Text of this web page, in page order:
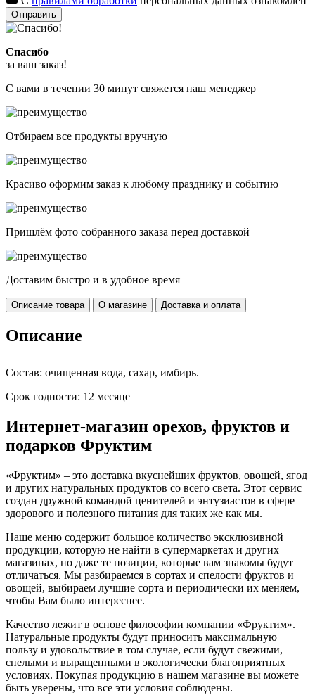
Отправить
Спасибо
за ваш заказ!
С вами в течении 30 минут свяжется наш менеджер
Отбираем все продукты вручную
Красиво оформим заказ к любому празднику и событию
Пришлём фото собранного заказа перед доставкой
Доставим быстро и в удобное время
Описание товара О магазине Доставка и оплата
Описание
Состав: очищенная вода, сахар, имбирь.
Срок годности: 12 месяце
Интернет-магазин орехов, фруктов и
подарков Фруктим
«Фруктим» – это доставка вкуснейших фруктов, овощей, ягод
и других натуральных продуктов со всего света. Этот сервис
создан дружной командой ценителей и энтузиастов в сфере
здорового и полезного питания для таких же как мы.
Наше меню содержит большое количество эксклюзивной
продукции, которую не найти в супермаркетах и других
магазинах, но даже те позиции, которые вам знакомы будут
отличаться. Мы разбираемся в сортах и спелости фруктов и
овощей, выбираем лучшие сорта и периодически их меняем,
чтобы Вам было интереснее.
Качество лежит в основе философии компании «Фруктим».
Натуральные продукты будут приносить максимальную
пользу и удовольствие в том случае, если будут свежими,
cпелыми и выращенными в экологически благоприятных
условиях. Покупая продукцию в нашем магазине вы можете
быть уверены, что все эти условия соблюдены.